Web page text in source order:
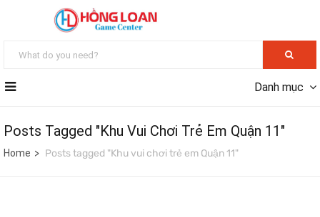
Danh mục
Posts Tagged "Khu Vui Chơi Trẻ Em Quận 11"
Home Posts tagged "Khu vui chơi trẻ em Quận 11"